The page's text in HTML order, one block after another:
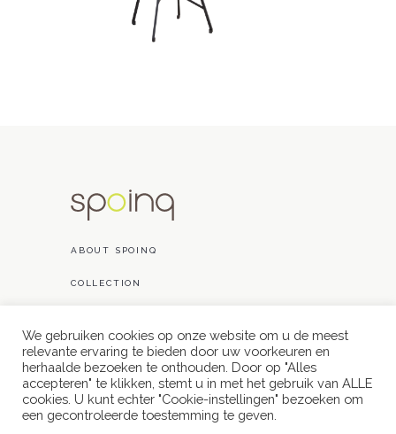
ABOUT SPOINQ
COLLECTION
CONTACT
We gebruiken cookies op onze website om u de meest
relevante ervaring te bieden door uw voorkeuren en
herhaalde bezoeken te onthouden. Door op "Alles
accepteren" te klikken, stemt u in met het gebruik van ALLE
cookies. U kunt echter "Cookie-instellingen" bezoeken om
een ​​gecontroleerde toestemming te geven.